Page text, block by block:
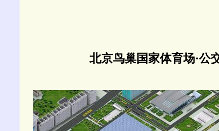
北京鸟巢国家体育场·公